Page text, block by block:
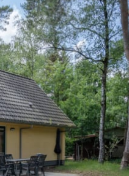
bij RCN boekt, krijg je:
De beste prijsgarantie
Exclusieve voordelen
Persoonlijk contact
alle voordelen